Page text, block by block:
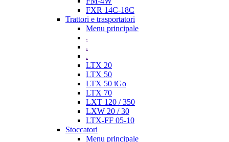
FXR 14C-18C
Trattori e trasportatori
Menu principale
.
.
.
LTX 20
LTX 50
LTX 50 iGo
LTX 70
LXT 120 / 350
LXW 20 / 30
LTX-FF 05-10
Stoccatori
Menu principale